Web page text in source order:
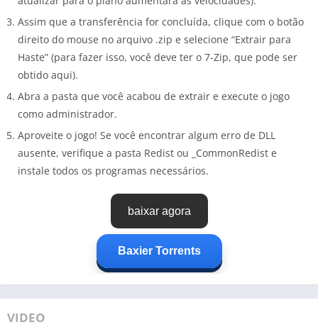
Assim que a transferência for concluída, clique com o botão
direito do mouse no arquivo .zip e selecione “Extrair para
Haste” (para fazer isso, você deve ter o 7-Zip, que pode ser
obtido aqui).
Abra a pasta que você acabou de extrair e execute o jogo
como administrador.
Aproveite o jogo! Se você encontrar algum erro de DLL
ausente, verifique a pasta Redist ou _CommonRedist e
instale todos os programas necessários.
baixar agora
Baxier Torrents
VIDEO